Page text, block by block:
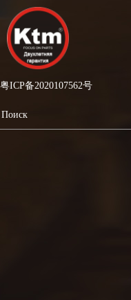
粤ICP备2020107562号